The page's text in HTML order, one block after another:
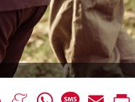
LinkedInMeneameWhatsAppMessage
Email